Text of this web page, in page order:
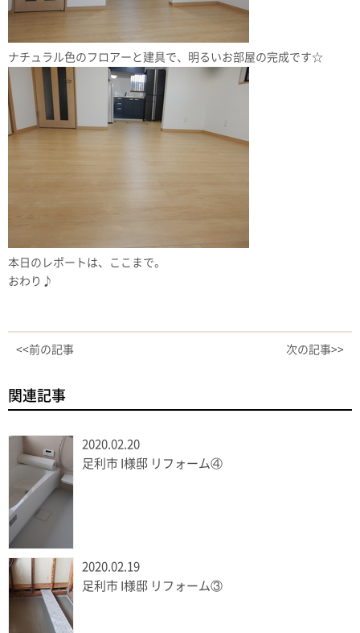
ナチュラル色のフロアーと建具で、明るいお部屋の完成です☆
本日のレポートは、ここまで。
おわり♪
<<前の記事 次の記事>>
関連記事
2020.02.20
足利市 I様邸 リフォーム④
2020.02.19
足利市 I様邸 リフォーム③